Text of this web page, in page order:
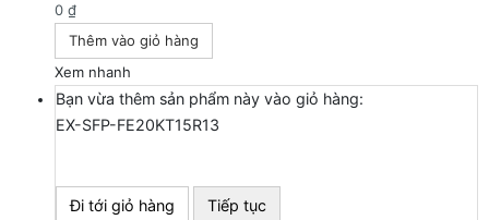
0 ₫
Thêm vào giỏ hàng
Xem nhanh
Bạn vừa thêm sản phẩm này vào giỏ hàng:
EX-SFP-FE20KT15R13
Đi tới giỏ hàng Tiếp tục